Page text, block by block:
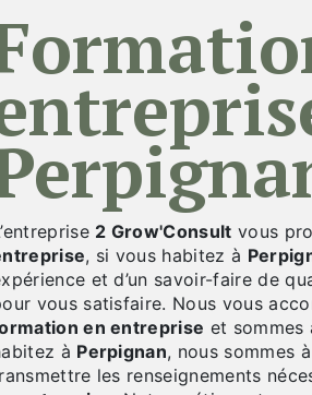
en
L’entreprise 2 Grow'Consult vous
, si vous habitez à
et d’un savoir-faire de
vous satisfaire. Nous vous
en entreprise et sommes
à Perpignan, nous sommes
les renseignements